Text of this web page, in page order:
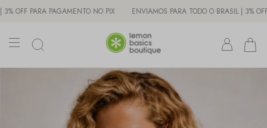
PAGAMENTO NO PIX ENVIAMOS PARA TODO O BRASIL | 3% OFF PARA